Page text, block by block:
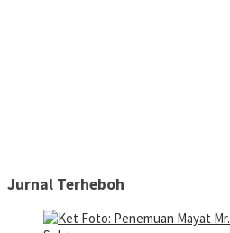
Jurnal Terheboh